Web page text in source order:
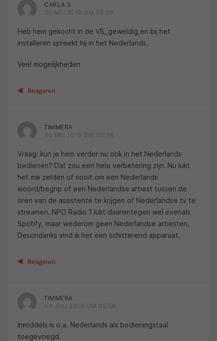
CARLA S
30 MEI 2019 OM 09:06
Heb hem gekocht in de VS,,geweldig,en bij het
installeren spreekt hij in het Nederlands.
Veel mogelijkheden
Reageren
TIMMERA
30 MEI 2019 OM 09:36
Vraag: kun je hem verder nu ook in het Nederlands
bedienen? Dat zou een hele verbetering zijn. Nu lukt
het me zelden of nooit om een Nederlands
woord/begrip of een Nederlandse artiest tussen de
oren van de assistente te krijgen of Nederlandse tv te
streamen. NPO Radio 1 lukt daarentegen wel evenals
Spotify, maar wederom geen Nederlandse artiesten.
Desondanks vind ik het een schitterend apparaat.
Reageren
TIMMERA
03 JULI 2019 OM 09:58
Inmiddels is o.a. Nederlands als bedieningstaal
toegevoegd.